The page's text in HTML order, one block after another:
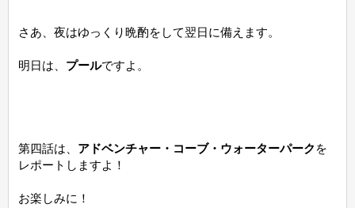
さあ、夜はゆっくり晩酌をして翌日に備えます。
明日は、 プールですよ。
第四話は、 アドベンチャー・コーブ・ウォーターパーク を
レポートしますよ！
お楽しみに！